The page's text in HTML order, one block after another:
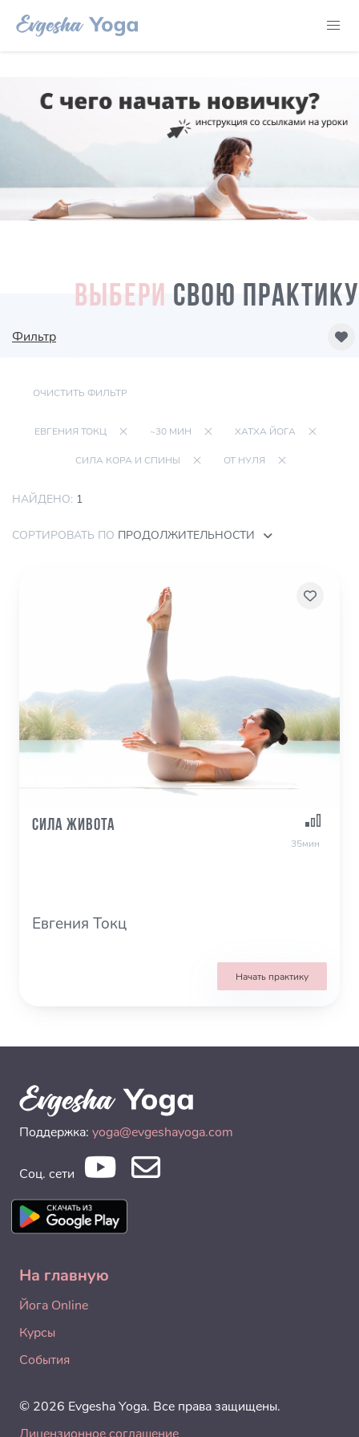
ВЫБЕРИ СВОЮ ПРАКТИКУ
Фильтр
ОЧИСТИТЬ ФИЛЬТР
ЕВГЕНИЯ ТОКЦ ~30 МИН ХАТХА ЙОГА
СИЛА КОРА И СПИНЫ ОТ НУЛЯ
НАЙДЕНО: 1
СОРТИРОВАТЬ ПО ПРОДОЛЖИТЕЛЬНОСТИ
Сила живота
35мин
Евгения Токц
Начать практику
Поддержка: yoga@evgeshayoga.com
Соц. сети
На главную
Йога Online
Курсы
События
© 2026 Evgesha Yoga. Все права защищены.